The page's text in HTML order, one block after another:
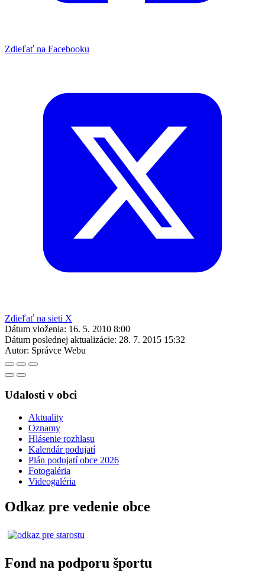
Zdieľať na Facebooku
Zdieľať na sieti X
Dátum vloženia: 16. 5. 2010 8:00
Dátum poslednej aktualizácie: 28. 7. 2015 15:32
Autor: Správce Webu
Udalosti v obci
Aktuality
Oznamy
Hlásenie rozhlasu
Kalendár podujatí
Plán podujatí obce 2026
Fotogaléria
Videogaléria
Odkaz pre vedenie obce
Fond na podporu športu